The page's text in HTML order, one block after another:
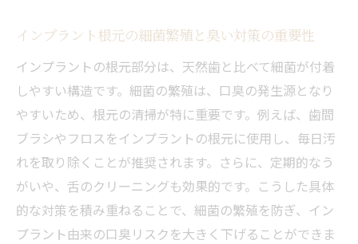
インプラント根元の細菌繁殖と臭い対策の重要性
インプラントの根元部分は、天然歯と比べて細菌が付着
しやすい構造です。細菌の繁殖は、口臭の発生源となり
やすいため、根元の清掃が特に重要です。例えば、歯間
ブラシやフロスをインプラントの根元に使用し、毎日汚
れを取り除くことが推奨されます。さらに、定期的なう
がいや、舌のクリーニングも効果的です。こうした具体
的な対策を積み重ねることで、細菌の繁殖を防ぎ、イン
プラント由来の口臭リスクを大きく下げることができま